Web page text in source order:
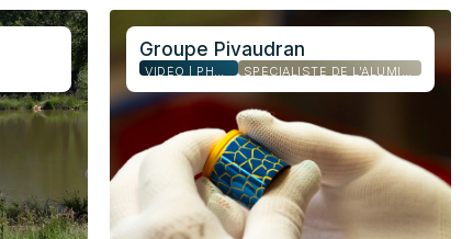
Groupe Pivaudran
VIDÉO | PHOTO SPÉCIALISTE DE L'ALUMINIUM